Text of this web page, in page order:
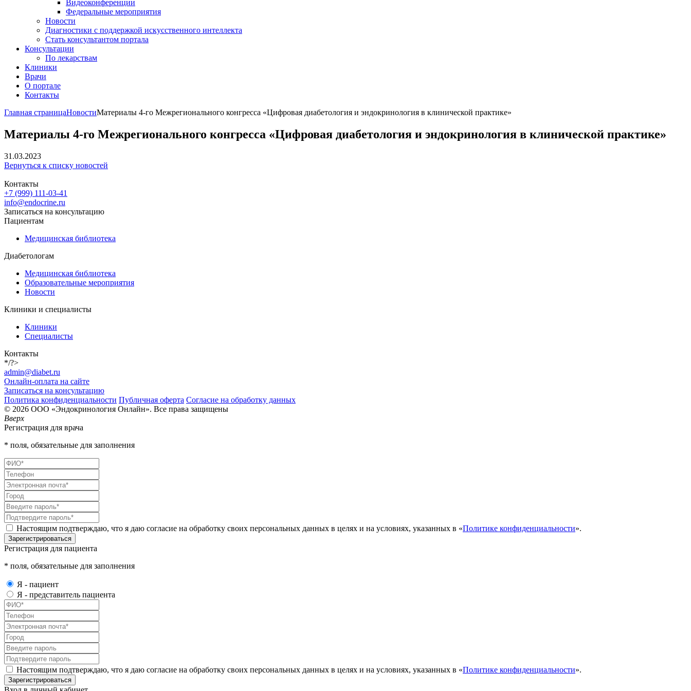
Видеоконференции
Федеральные мероприятия
Новости
Диагностики с поддержкой искусственного интеллекта
Стать консультантом портала
Консультации
По лекарствам
Клиники
Врачи
О портале
Контакты
Главная страницаНовостиМатериалы 4-го Межрегионального конгресса «Цифровая диабетология и эндокринология в клинической практике»
Материалы 4-го Межрегионального конгресса «Цифровая диабетология и эндокринология в клинической практике»
31.03.2023
Вернуться к списку новостей
Контакты
+7 (999) 111-03-41
info@endocrine.ru
Записаться на консультацию
Пациентам
Медицинская библиотека
Диабетологам
Медицинская библиотека
Образовательные мероприятия
Новости
Клиники и специалисты
Клиники
Специалисты
Контакты
*/?>
admin@diabet.ru
Онлайн-оплата на сайте
Записаться на консультацию
Политика конфиденциальности Публичная оферта Согласие на обработку данных
© 2026 ООО «Эндокринология Онлайн». Все права защищены
Вверх
Регистрация для врача
* поля, обязательные для заполнения
Настоящим подтверждаю, что я даю согласие на обработку своих персональных данных в целях и на условиях, указанных в «Политике конфиденциальности».
Зарегистрироваться
Регистрация для пациента
* поля, обязательные для заполнения
Я - пациент
Я - представитель пациента
Настоящим подтверждаю, что я даю согласие на обработку своих персональных данных в целях и на условиях, указанных в «Политике конфиденциальности».
Зарегистрироваться